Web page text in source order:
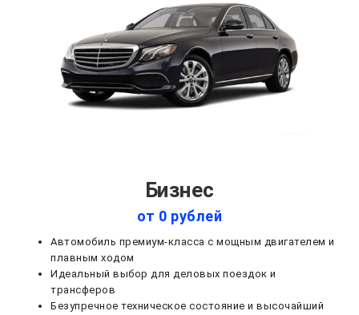
Бизнес
от 0 рублей
Автомобиль премиум-класса с мощным двигателем и
плавным ходом
Идеальный выбор для деловых поездок и
трансферов
Безупречное техническое состояние и высочайший